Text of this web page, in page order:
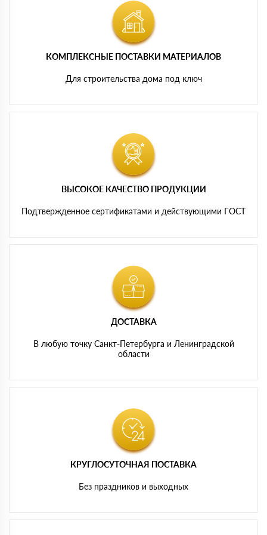
КОМПЛЕКСНЫЕ ПОСТАВКИ МАТЕРИАЛОВ
Для строительства дома под ключ
ВЫСОКОЕ КАЧЕСТВО ПРОДУКЦИИ
Подтвержденное сертификатами и действующими ГОСТ
ДОСТАВКА
В любую точку Санкт-Петербурга и Ленинградской
области
КРУГЛОСУТОЧНАЯ ПОСТАВКА
Без праздников и выходных